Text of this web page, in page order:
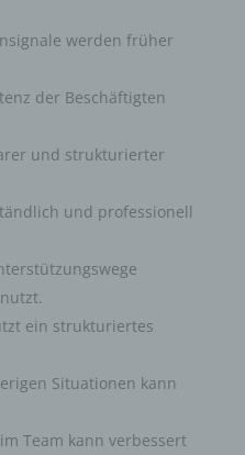
werden früher
der Beschäftigten
und strukturierter
und professionell
ein strukturiertes
Situationen kann
Team kann verbessert